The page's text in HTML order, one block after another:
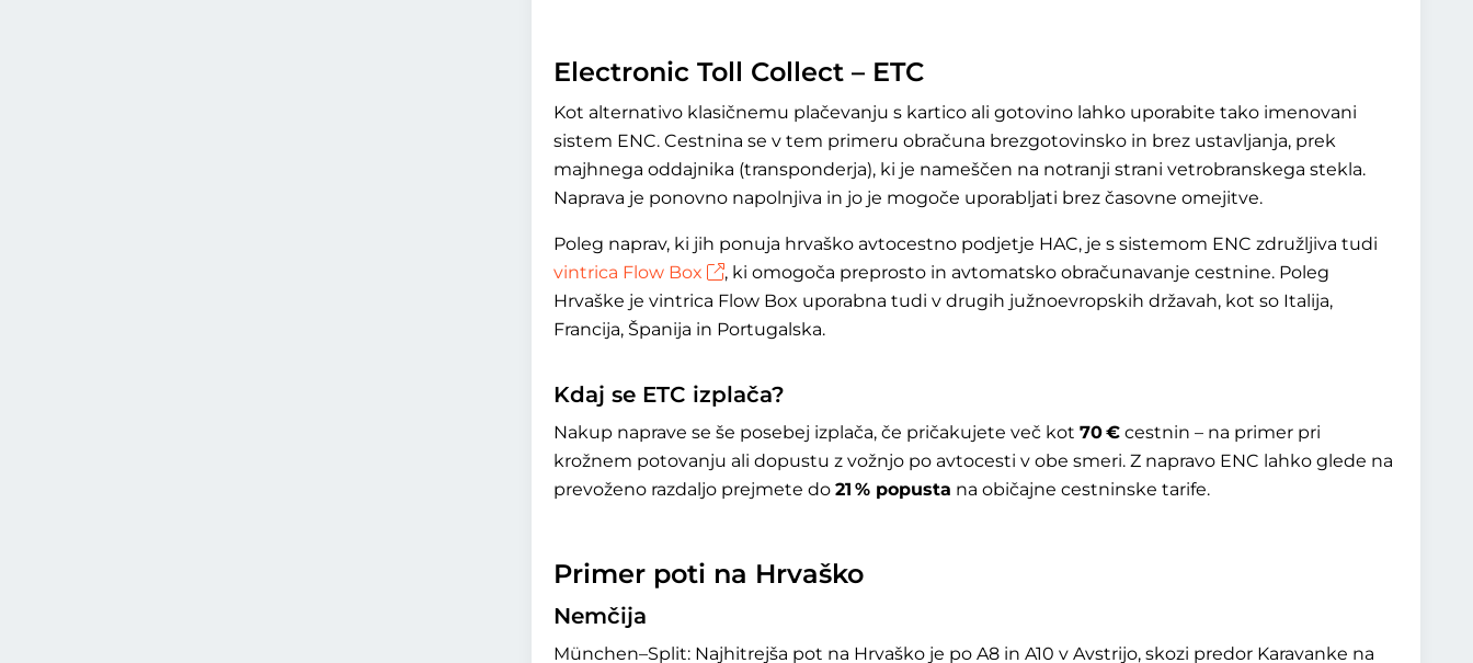
Electronic Toll Collect – ETC
Kot alternativo klasičnemu plačevanju s kartico ali gotovino lahko uporabite tako imenovani
sistem ENC. Cestnina se v tem primeru obračuna brezgotovinsko in brez ustavljanja, prek
majhnega oddajnika (transponderja), ki je nameščen na notranji strani vetrobranskega stekla.
Naprava je ponovno napolnjiva in jo je mogoče uporabljati brez časovne omejitve.
Poleg naprav, ki jih ponuja hrvaško avtocestno podjetje HAC, je s sistemom ENC združljiva tudi
vintrica Flow Box
, ki omogoča preprosto in avtomatsko obračunavanje cestnine. Poleg
Hrvaške je vintrica Flow Box uporabna tudi v drugih južnoevropskih državah, kot so Italija,
Francija, Španija in Portugalska.
Kdaj se ETC izplača?
Nakup naprave se še posebej izplača, če pričakujete več kot70 € cestnin – na primer pri
krožnem potovanju ali dopustu z vožnjo po avtocesti v obe smeri. Z napravo ENC lahko glede na
prevoženo razdaljo prejmete do21 % popusta na običajne cestninske tarife.
Primer poti na Hrvaško
Nemčija
München–Split: Najhitrejša pot na Hrvaško je po A8 in A10 v Avstrijo, skozi predor Karavanke na